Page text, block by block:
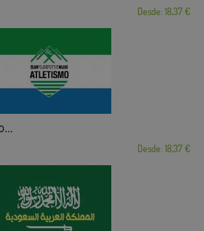
Desde: 18,37 €
Desde: 18,37 €